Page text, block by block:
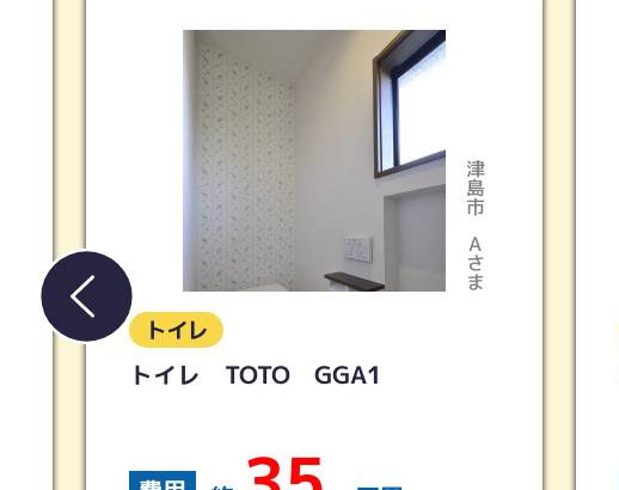
春日井市
Tさま
トイレ
LIXIL／アメージュ便器リトイレ